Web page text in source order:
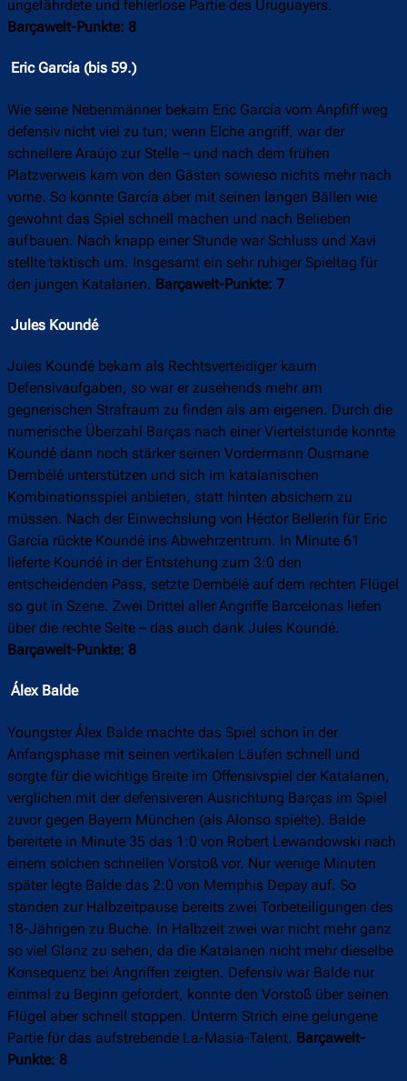
ungefährdete und fehlerlose Partie des Uruguayers.
Barçawelt-Punkte: 8
Eric García (bis 59.)
Wie seine Nebenmänner bekam Eric García vom Anpfiff weg
defensiv nicht viel zu tun; wenn Elche angriff, war der
schnellere Araújo zur Stelle – und nach dem frühen
Platzverweis kam von den Gästen sowieso nichts mehr nach
vorne. So konnte García aber mit seinen langen Bällen wie
gewohnt das Spiel schnell machen und nach Belieben
aufbauen. Nach knapp einer Stunde war Schluss und Xavi
stellte taktisch um. Insgesamt ein sehr ruhiger Spieltag für
den jungen Katalanen. Barçawelt-Punkte: 7
Jules Koundé
Jules Koundé bekam als Rechtsverteidiger kaum
Defensivaufgaben, so war er zusehends mehr am
gegnerischen Strafraum zu finden als am eigenen. Durch die
numerische Überzahl Barças nach einer Viertelstunde konnte
Koundé dann noch stärker seinen Vordermann Ousmane
Dembélé unterstützen und sich im katalanischen
Kombinationsspiel anbieten, statt hinten absichern zu
müssen. Nach der Einwechslung von Héctor Bellerín für Eric
García rückte Koundé ins Abwehrzentrum. In Minute 61
lieferte Koundé in der Entstehung zum 3:0 den
entscheidenden Pass, setzte Dembélé auf dem rechten Flügel
so gut in Szene. Zwei Drittel aller Angriffe Barcelonas liefen
über die rechte Seite – das auch dank Jules Koundé.
Barçawelt-Punkte: 8
Álex Balde
Youngster Álex Balde machte das Spiel schon in der
Anfangsphase mit seinen vertikalen Läufen schnell und
sorgte für die wichtige Breite im Offensivspiel der Katalanen,
verglichen mit der defensiveren Ausrichtung Barças im Spiel
zuvor gegen Bayern München (als Alonso spielte). Balde
bereitete in Minute 35 das 1:0 von Robert Lewandowski nach
einem solchen schnellen Vorstoß vor. Nur wenige Minuten
später legte Balde das 2:0 von Memphis Depay auf. So
standen zur Halbzeitpause bereits zwei Torbeteiligungen des
18-Jährigen zu Buche. In Halbzeit zwei war nicht mehr ganz
so viel Glanz zu sehen, da die Katalanen nicht mehr dieselbe
Konsequenz bei Angriffen zeigten. Defensiv war Balde nur
einmal zu Beginn gefordert, konnte den Vorstoß über seinen
Flügel aber schnell stoppen. Unterm Strich eine gelungene
Partie für das aufstrebende La-Masia-Talent. Barçawelt-
Punkte: 8